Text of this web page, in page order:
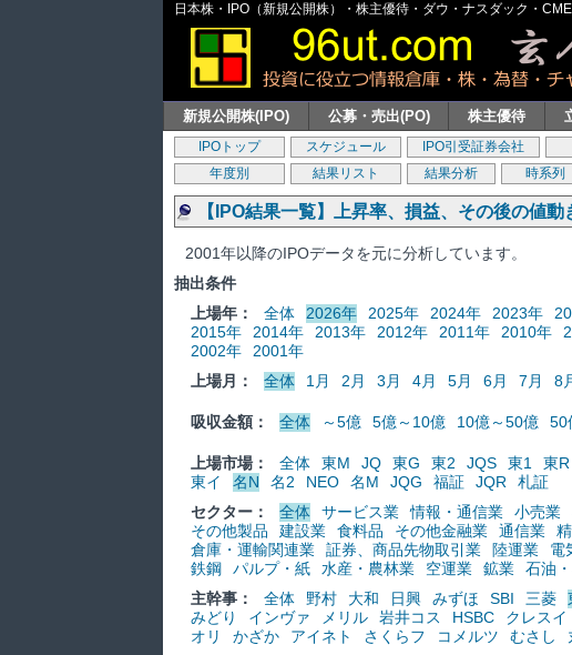
日本株・IPO（新規公開株）・株主優待・ダウ・ナスダック・
新規公開株(IPO) 公募・売出(PO) 株主優待
IPOトップ スケジュール IPO引受証券会社
年度別
結果リスト 結果分析 時系列
【IPO結果一覧】上昇率、損益、その後の値動
2001年以降のIPOデータを元に分析しています。
抽出条件
上場年：
全体 2026年 2025年 2024年 2023年
2015年
2014年 2013年 2012年 2011年 2010年
2002年
2001年
上場月：
全体 1月 2月 3月 4月 5月 6月 7月 8
吸収金額： 全体 ～5億 5億～10億 10億～50億 50
上場市場： 全体 東M JQ 東G 東2 JQS 東1 東R
東イ
名N 名2 NEO 名M JQG 福証 JQR
札証
セクター：
全体 サービス業 情報・通信業 小売業
その他製品
建設業 食料品 その他金融業 通信業
倉庫・運輸関連業
証券、商品先物取引業 陸運業 電
鉄鋼
パルプ・紙 水産・農林業 空運業 鉱業
石油
主幹事：
全体 野村 大和 日興 みずほ SBI 三菱
みどり
インヴァ メリル 岩井コス HSBC クレスイ
オリ
かざか アイネト さくらフ コメルツ むさし